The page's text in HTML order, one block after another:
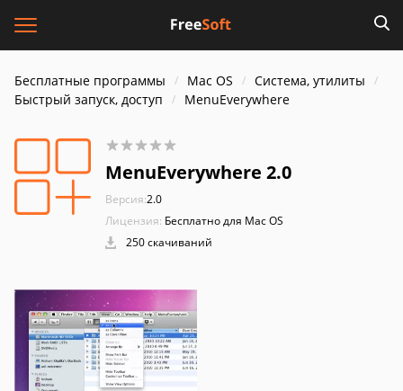
Бесплатные программы Mac OS
Система, утилиты
Быстрый запуск, доступ
MenuEverywhere
MenuEverywhere 2.0
Версия:2.0
Лицензия: Бесплатно для Mac OS
250 скачиваний